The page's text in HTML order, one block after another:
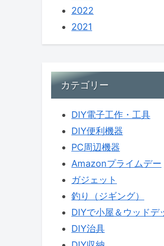
2022
2021
カテゴリー
DIY電子工作・工具
DIY便利機器
PC周辺機器
Amazonプライムデー
ガジェット
釣り（ジギング）
DIYで小屋＆ウッドデ
DIY治具